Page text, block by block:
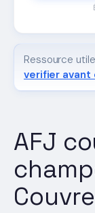
AFJ
Ressource
verifier avant